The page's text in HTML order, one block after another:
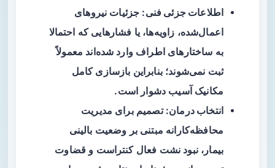
اطلاعات جزئی فنی: جزئیات نیروهای
اعمال‌شده، زاویه‌ها، یا فشارهایی که احتمالا
به ساختارهای اطراف وارد شده‌اند معمولاً
ثبت نمی‌شوند؛ بنابراین بازسازی کامل
مکانیک آسیب دشوار است.
انتخاب درمان: تصمیم برای مدیریت
محافظه‌کارانه مبتنی بر وضعیت بالینی
بیمار، نبود نشت فعال کنتراست و قضاوت